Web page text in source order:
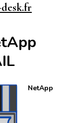
NetApp